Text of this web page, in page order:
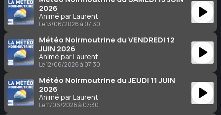
2026
Animé par Laurent
Le 13/06/2026 à 07:30
Météo Noirmoutrine du VENDREDI 12
JUIN 2026
Animé par Laurent
Le 12/06/2026 à 07:30
Météo Noirmoutrine du JEUDI 11 JUIN
2026
Animé par Laurent
Le 11/06/2026 à 07:30